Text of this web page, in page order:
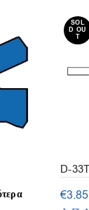
SOL
D OU
T
D-
(1τμ.)
€3.85